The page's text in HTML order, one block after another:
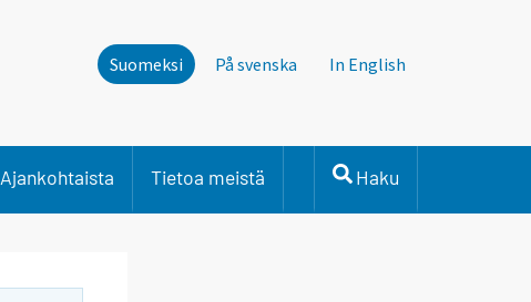
Suomeksi På svenska In English
Ajankohtaista Tietoa meistä Haku